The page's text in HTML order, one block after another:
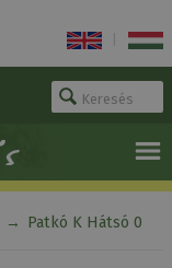
Patkó K Hátsó 0